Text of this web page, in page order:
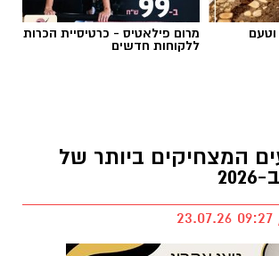
הפוליטיקה הישראלית לפזמון
לא רק בקלפי: 6 שירים שהפכו את הפוליטיקה
ועד יוקר המחיה, מהסטיקרים
החלום לברוח ללונדון – הרבה
מרום פילאטיס - כרטיסיית הכרות
ללקוחות חדשים
המצחיקים ביותר של